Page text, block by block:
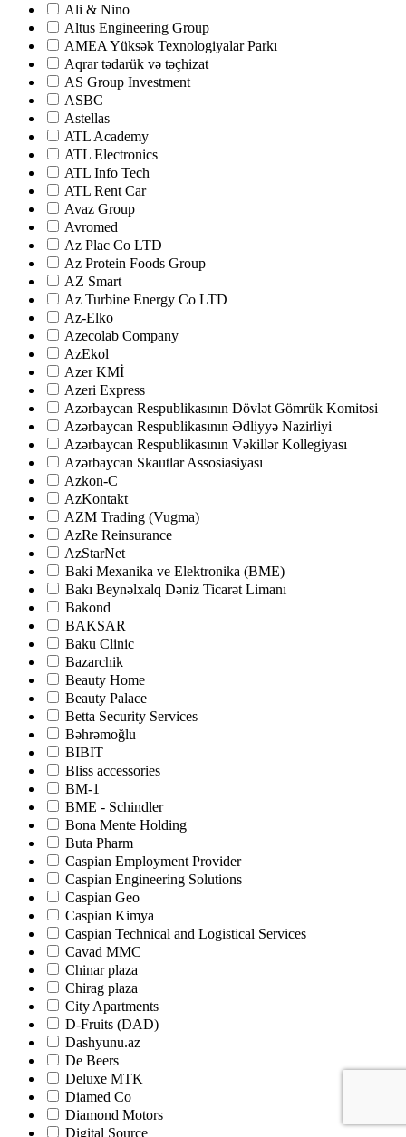
Ali & Nino
Altus Engineering Group
AMEA Yüksək Texnologiyalar Parkı
Aqrar tədarük və təçhizat
AS Group Investment
ASBC
Astellas
ATL Academy
ATL Electronics
ATL Info Tech
ATL Rent Car
Avaz Group
Avromed
Az Plac Co LTD
Az Protein Foods Group
AZ Smart
Az Turbine Energy Co LTD
Az-Elko
Azecolab Company
AzEkol
Azer KMİ
Azeri Express
Azərbaycan Respublikasının Dövlət Gömrük Komitəsi
Azərbaycan Respublikasının Ədliyyə Nazirliyi
Azərbaycan Respublikasının Vəkillər Kollegiyası
Azərbaycan Skautlar Assosiasiyası
Azkon-C
AzKontakt
AZM Trading (Vugma)
AzRe Reinsurance
AzStarNet
Baki Mexanika ve Elektronika (BME)
Bakı Beynəlxalq Dəniz Ticarət Limanı
Bakond
BAKSAR
Baku Clinic
Bazarchik
Beauty Home
Beauty Palace
Betta Security Services
Bəhrəmoğlu
BIBIT
Bliss accessories
BM-1
BME - Schindler
Bona Mente Holding
Buta Pharm
Caspian Employment Provider
Caspian Engineering Solutions
Caspian Geo
Caspian Kimya
Caspian Technical and Logistical Services
Cavad MMC
Chinar plaza
Chirag plaza
City Apartments
D-Fruits (DAD)
Dashyunu.az
De Beers
Deluxe MTK
Diamed Co
Diamond Motors
Digital Source